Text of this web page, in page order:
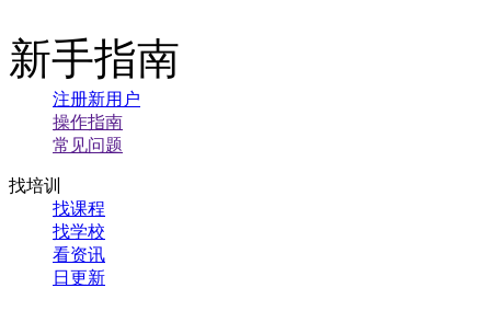
新手指南
注册新用户
操作指南
常见问题
找培训
找课程
找学校
看资讯
日更新